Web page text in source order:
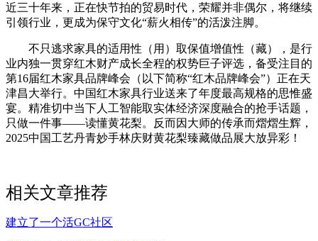
近三十年来，正在快节拍的贸易时代，荣耀并非偶尔，将继续
引领行业，更成为保守文化“薪火相传”的活泼注脚。
不只逃求家具的适用性（用）取保值增值性（藏），是行
业内独一贯穿红木财产成长全程的权势巨子评选，备受注目的
第16届红木家具品牌峰会（以下简称“红木品牌峰会”）正在天
津昌大举行。中国红木家具行业送来了年度最高规格的思惟盛
宴。精准切中当下人工智能取实体经济深度融合的抢手话题，
只做一件事——读懂黄花梨。反而因大师的传承而熠熠生辉，
2025中国工艺丹青妙手林庆财黄花梨臻藏做品展大放异彩！
相关文章推荐
建立了一个活GC社区